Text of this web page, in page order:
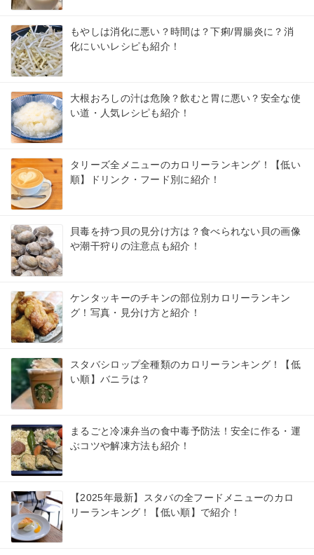
もやしは消化に悪い？時間は？下痢/胃腸炎に？消
化にいいレシピも紹介！
大根おろしの汁は危険？飲むと胃に悪い？安全な使
い道・人気レシピも紹介！
タリーズ全メニューのカロリーランキング！【低い
順】ドリンク・フード別に紹介！
貝毒を持つ貝の見分け方は？食べられない貝の画像
や潮干狩りの注意点も紹介！
ケンタッキーのチキンの部位別カロリーランキン
グ！写真・見分け方と紹介！
スタバシロップ全種類のカロリーランキング！【低
い順】バニラは？
まるごと冷凍弁当の食中毒予防法！安全に作る・運
ぶコツや解凍方法も紹介！
【2025年最新】スタバの全フードメニューのカロ
リーランキング！【低い順】で紹介！